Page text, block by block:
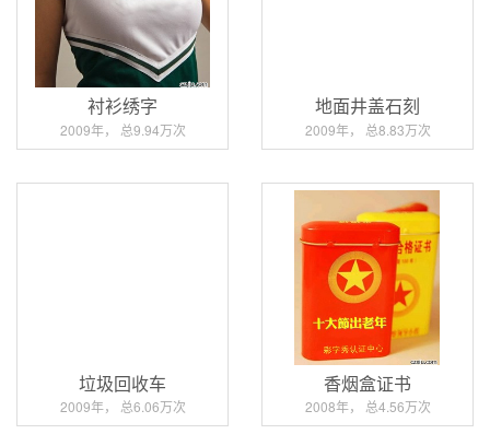
衬衫绣字
2009年， 总9.94万次
地面井盖石刻
2009年， 总8.83万次
垃圾回收车
2009年， 总6.06万次
香烟盒证书
2008年， 总4.56万次